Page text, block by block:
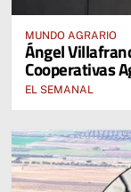
MUNDO AGRARIO
Ángel
Cooperativas
EL SEMANAL